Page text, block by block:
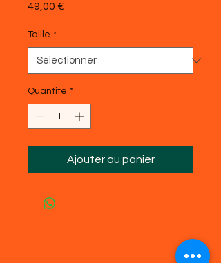
49,00 €
Taille *
Quantité *
Ajouter au panier